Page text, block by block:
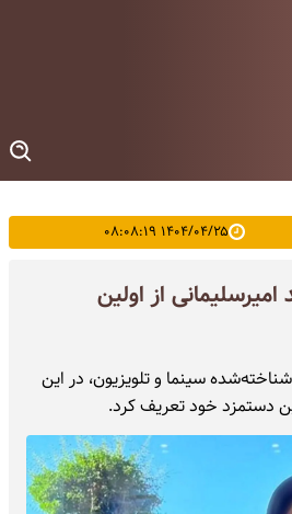
۱۴۰۴/۰۴/۲۵ ۰۸:۰۸:۱۹
از اولین
سینما و تلویزیون، در این
دستمزد خود تعریف کرد.